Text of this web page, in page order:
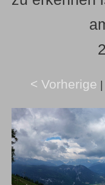
< Vorherige |